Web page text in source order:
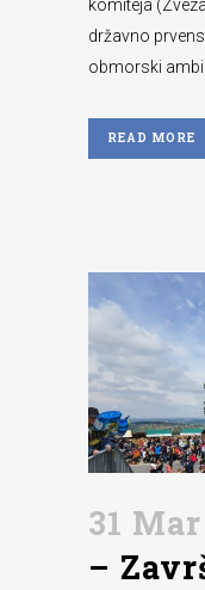
komiteja
državno
obmorski
READ MORE
31 Mar
–